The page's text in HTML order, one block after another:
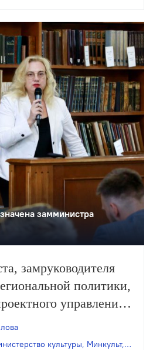
национальной
«Основы
политики
укреплению
нравственных
культурной
замминистра
замруководителя
политики,
управления
Жанна Алексеева
министра
культуры Минкульт, новое